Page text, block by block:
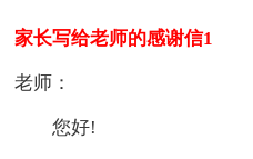
家长写给老师的感谢信1
老师：
您好!